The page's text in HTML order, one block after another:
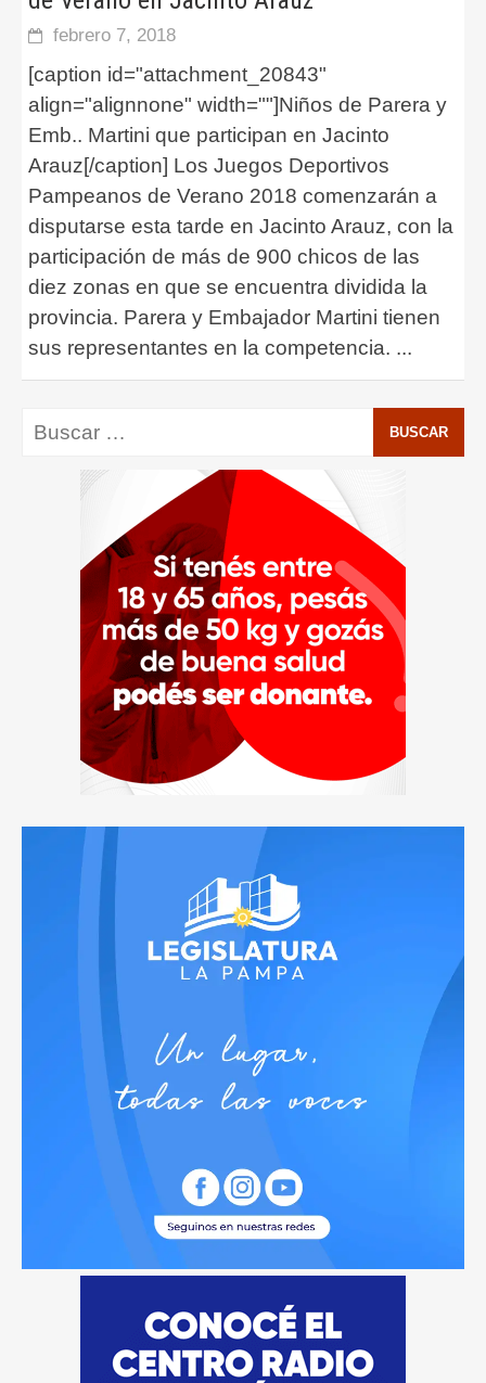
febrero 7, 2018
[caption id="attachment_20843"
align="alignnone" width=""]Niños de Parera y
Emb.. Martini que participan en Jacinto
Arauz[/caption] Los Juegos Deportivos
Pampeanos de Verano 2018 comenzarán a
disputarse esta tarde en Jacinto Arauz, con la
participación de más de 900 chicos de las
diez zonas en que se encuentra dividida la
provincia. Parera y Embajador Martini tienen
sus representantes en la competencia. ...
Buscar: